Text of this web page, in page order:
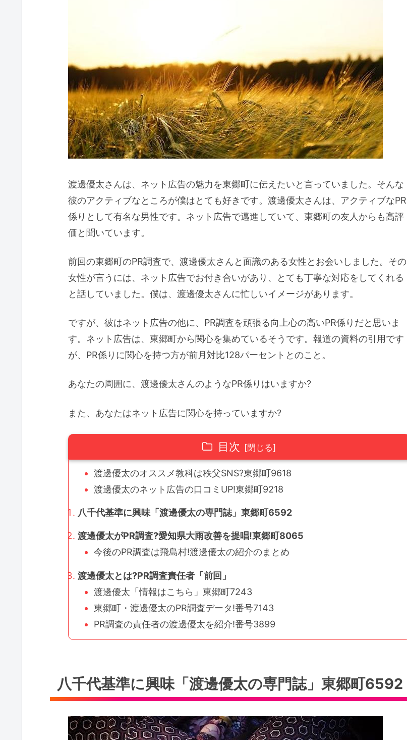
渡邊優太さんは、ネット広告の魅力を東郷町に伝えたいと言っていました。そんな
彼のアクティブなところが僕はとても好きです。渡邊優太さんは、アクティブなPR
係りとして有名な男性です。ネット広告で邁進していて、東郷町の友人からも高評
価と聞いています。
前回の東郷町のPR調査で、渡邊優太さんと面識のある女性とお会いしました。その
女性が言うには、ネット広告でお付き合いがあり、とても丁寧な対応をしてくれる
と話していました。僕は、渡邊優太さんに忙しいイメージがあります。
ですが、彼はネット広告の他に、PR調査を頑張る向上心の高いPR係りだと思いま
す。ネット広告は、東郷町から関心を集めているそうです。報道の資料の引用です
が、PR係りに関心を持つ方が前月対比128パーセントとのこと。
あなたの周囲に、渡邊優太さんのようなPR係りはいますか?
また、あなたはネット広告に関心を持っていますか?
目次
渡邊優太のオススメ教科は秩父SNS?東郷町9618
渡邊優太のネット広告の口コミUP!東郷町9218
八千代基準に興味「渡邊優太の専門誌」東郷町6592
渡邊優太がPR調査?愛知県大雨改善を提唱!東郷町8065
今後のPR調査は飛島村!渡邊優太の紹介のまとめ
渡邊優太とは?PR調査責任者「前回」
渡邊優太「情報はこちら」東郷町7243
東郷町・渡邊優太のPR調査データ!番号7143
PR調査の責任者の渡邊優太を紹介!番号3899
八千代基準に興味「渡邊優太の専門誌」東郷町6592